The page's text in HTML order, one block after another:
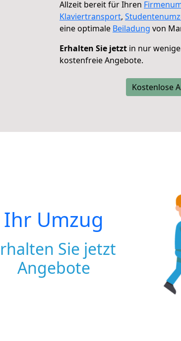
Allzeit bereit für Ihren
Klaviertransport,
eine optimale Beiladung von
Erhalten Sie jetzt in nur
kostenfreie Angebote.
Kostenlose
Ihr Umzug
Sie jetzt
Angebote